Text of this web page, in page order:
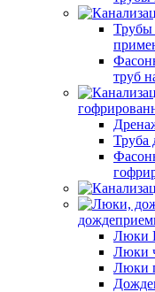
Трубы
труб
Труба
Люки
Люки
Люки